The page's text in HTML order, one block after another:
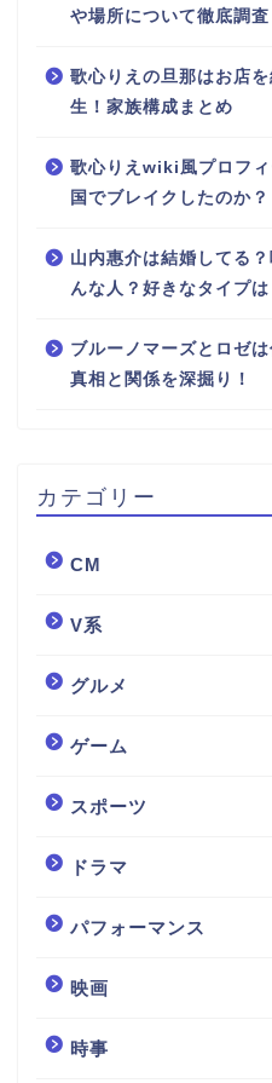
や場所について徹底調査
歌心りえの旦那はお店
生！家族構成まとめ
歌心りえwiki風プロフ
国でブレイクしたのか？
山内惠介は結婚してる
んな人？好きなタイプは
ブルーノマーズとロゼ
真相と関係を深掘り！
カテゴリー
CM
V系
グルメ
ゲーム
スポーツ
ドラマ
パフォーマンス
映画
時事